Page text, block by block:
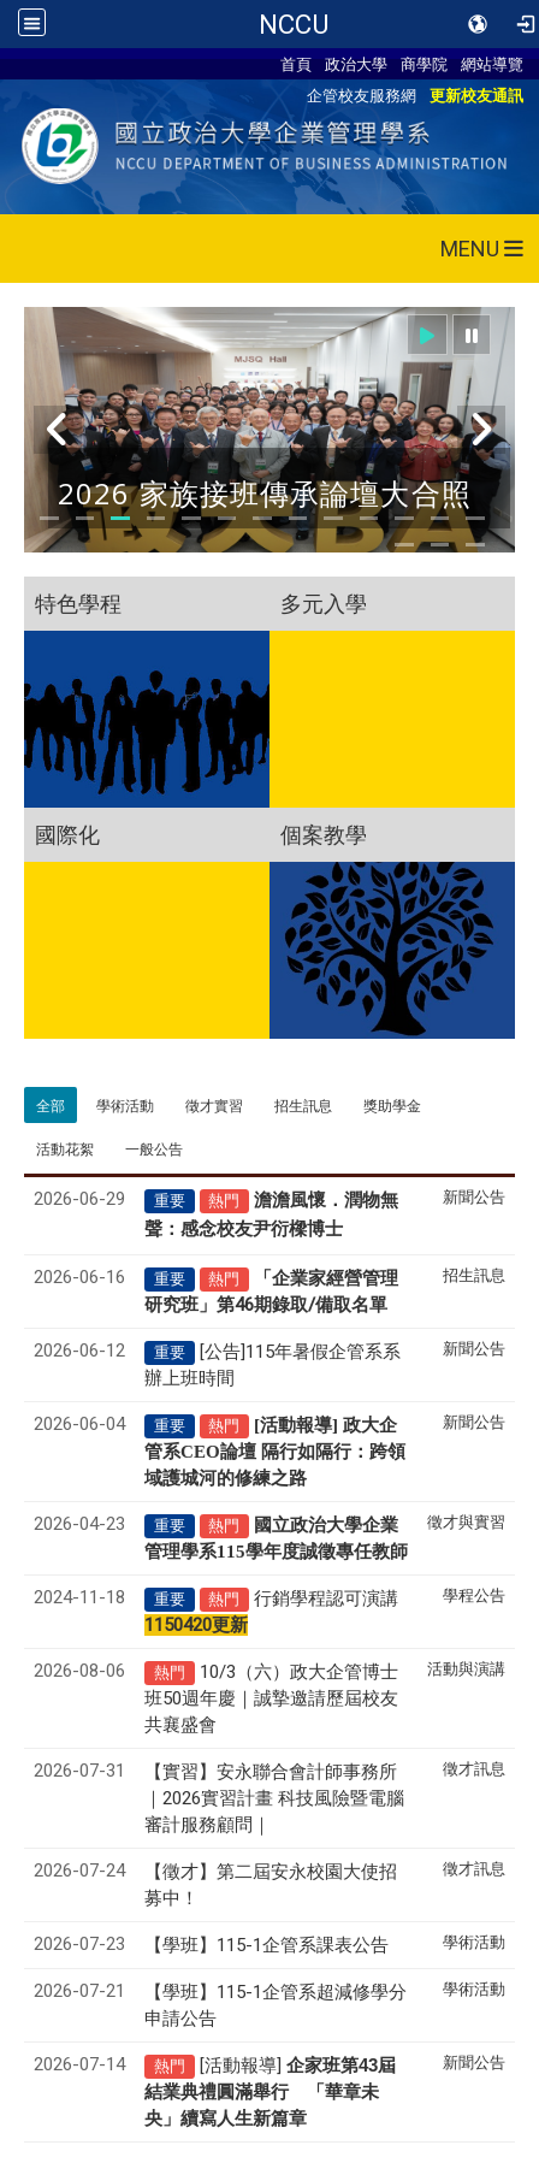
NCCU
首頁 政治大學 商學院
網站導覽
企管校友服務網
更新校友通訊
MENU
2026 家族接班傳承論壇大合照
特色學程 多元入學
國際化 個案教學
全部 學術活動 徵才實習 招生訊息 獎助學金
活動花絮 一般公告
2026-06-29 重要 熱門
澹澹風懷．潤物無
聲 ： 感念校友尹衍樑博士
新聞公告
2026-06-16 重要 熱門
「企業家經營管理
研究班」第46期錄取/備取名單
招生訊息
2026-06-12 重要
[公告]115年暑假企管系系
辦上班時間
新聞公告
2026-06-04 重要 熱門
[活動報導] 政大企
管系CEO論壇 隔行如隔行：跨領
域護城河的修練之路
新聞公告
2026-04-23 重要 熱門
國立政治大學企業
管理學系115學年度誠徵專任教師
徵才與實習
2024-11-18 重要 熱門
行銷學程認可演講
1150420更新
學程公告
2026-08-06 熱門
10/3（六）政大企管博士
班50週年慶｜誠摯邀請歷屆校友
共襄盛會
活動與演講
2026-07-31
【實習】安永聯合會計師事務所
｜2026實習計畫 科技風險暨電腦
審計服務顧問｜
徵才訊息
2026-07-24 【徵才】 第二屆安永校園大使招
募中！
徵才訊息
2026-07-23 【學班】115-1企管系課表公告 學術活動
2026-07-21
【學班】115-1企管系超減修學分
申請公告
學術活動
2026-07-14 熱門 [活動報導] 企家班第43屆
結業典禮圓滿舉行 「華章未
央」續寫人生新篇章
新聞公告